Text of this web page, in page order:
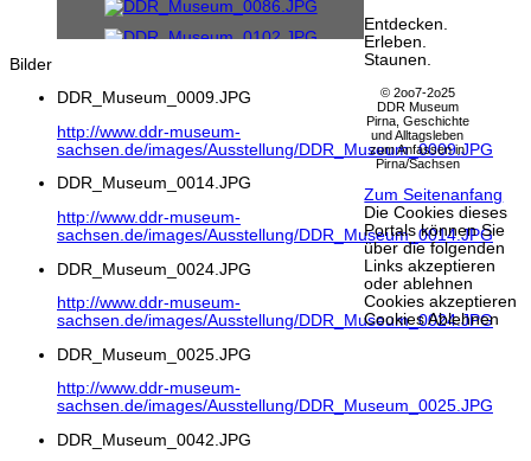
Bilder
DDR_Museum_0009.JPG
http://www.ddr-museum-
sachsen.de/images/Ausstellung/DDR_Museum_0009.JPG
DDR_Museum_0014.JPG
http://www.ddr-museum-
sachsen.de/images/Ausstellung/DDR_Museum_0014.JPG
DDR_Museum_0024.JPG
http://www.ddr-museum-
sachsen.de/images/Ausstellung/DDR_Museum_0024.JPG
DDR_Museum_0025.JPG
http://www.ddr-museum-
sachsen.de/images/Ausstellung/DDR_Museum_0025.JPG
DDR_Museum_0042.JPG
Entdecken.
Erleben.
Staunen.
© 2oo7-2o25
DDR Museum
Pirna, Geschichte
und Alltagsleben
zum Anfassen in
Pirna/Sachsen
Zum Seitenanfang
Die Cookies dieses
Portals können Sie
über die folgenden
Links akzeptieren
oder ablehnen
Cookies akzeptieren
Cookies Ablehnen